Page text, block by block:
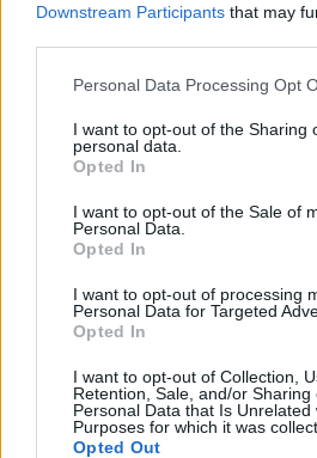
Downstream Participants that may
Please note that this website/app
not limited to your visit or usage
grant or deny consent to Google
use your data for below specified
consent section.
Personal Data Processing Opt
I want to opt-out of the Sharing
personal data.
Opted In
I want to opt-out of the Sale of
Personal Data.
Opted In
I want to opt-out of processing
Personal Data for Targeted
Opted In
I want to opt-out of Collection,
Retention, Sale, and/or Sharing
Personal Data that Is Unrelated
Purposes for which it was
Opted Out
Υποβολή
Πολιτική Απορρήτου&Όροι Χρήσηςτης
Κόσμος